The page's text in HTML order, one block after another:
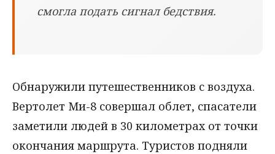
смогла подать сигнал бедствия.
Обнаружили путешественников с воздуха.
Вертолет Ми-8 совершал облет, спасатели
заметили людей в 30 километрах от точки
окончания маршрута. Туристов подняли